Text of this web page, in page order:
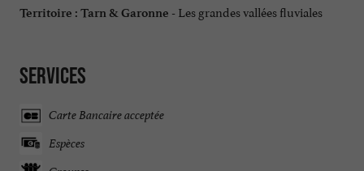
Territoire : Tarn & Garonne - Les grandes vallées fluviales
Services
Carte Bancaire acceptée
Espèces